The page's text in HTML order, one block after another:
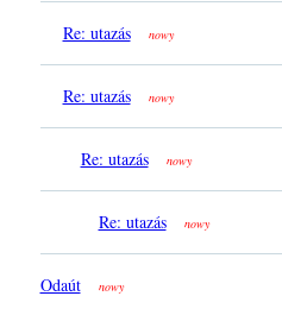
Re: utazás nowy
Re: utazás nowy
Re: utazás nowy
Re: utazás nowy
Odaút nowy